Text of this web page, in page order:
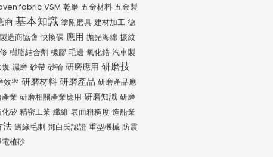
fabric VSM 乾磨 五金材料 五金製
商 基本知識 塗附磨具 建材加工 德
造商協會 快換碟 應用 拋光海綿 振紋
樹脂結合劑 橡膠 毛邊 氧化鋯 汽車製
濕磨 砂帶 砂輪 研磨應用 研磨技
效率 研磨材料 研磨產品 研磨產品應
業 研磨相關產業應用 研磨知識 研磨
矽 精密工業 纖維 表面粗糙度 造船業
法 邊緣毛刺 鄧白氏認證 重型機械 防震
植砂